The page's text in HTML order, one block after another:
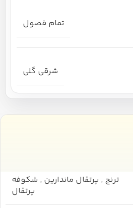
تمام فصول
شرقی گلی
ترنج , پرتقال ماندارین , شکوفه
پرتقال